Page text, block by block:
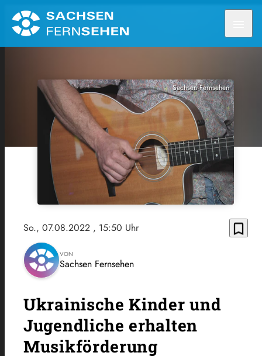
Sachsen Fernsehen
So., 07.08.2022 , 15:50 Uhr bookmark_border
VON
Sachsen Fernsehen
Ukrainische Kinder und
Jugendliche erhalten
Musikförderung